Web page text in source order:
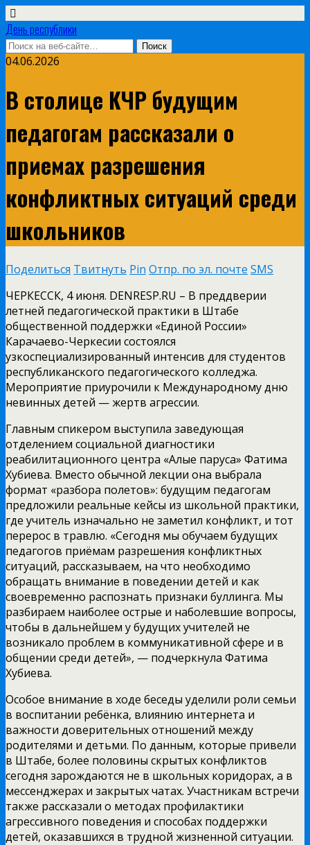
День республики
04.06.2026
В столице КЧР будущим
педагогам рассказали о
приемах разрешения
конфликтных ситуаций среди
школьников
Поделиться Твитнуть Pin Отпр. по эл. почте SMS
ЧЕРКЕССК, 4 июня. DENRESP.RU – В преддверии
летней педагогической практики в Штабе
общественной поддержки «Единой России»
Карачаево-Черкесии состоялся
узкоспециализированный интенсив для студентов
республиканского педагогического колледжа.
Мероприятие приурочили к Международному дню
невинных детей — жертв агрессии.
Главным спикером выступила заведующая
отделением социальной диагностики
реабилитационного центра «Алые паруса» Фатима
Хубиева. Вместо обычной лекции она выбрала
формат «разбора полетов»: будущим педагогам
предложили реальные кейсы из школьной практики,
где учитель изначально не заметил конфликт, и тот
перерос в травлю. «Сегодня мы обучаем будущих
педагогов приёмам разрешения конфликтных
ситуаций, рассказываем, на что необходимо
обращать внимание в поведении детей и как
своевременно распознать признаки буллинга. Мы
разбираем наиболее острые и наболевшие вопросы,
чтобы в дальнейшем у будущих учителей не
возникало проблем в коммуникативной сфере и в
общении среди детей», — подчеркнула Фатима
Хубиева.
Особое внимание в ходе беседы уделили роли семьи
в воспитании ребёнка, влиянию интернета и
важности доверительных отношений между
родителями и детьми. По данным, которые привели
в Штабе, более половины скрытых конфликтов
сегодня зарождаются не в школьных коридорах, а в
мессенджерах и закрытых чатах. Участникам встречи
также рассказали о методах профилактики
агрессивного поведения и способах поддержки
детей, оказавшихся в трудной жизненной ситуации.